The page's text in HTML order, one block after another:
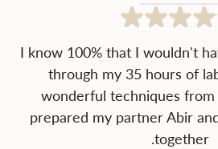
I know 100% that I wouldn't
through my 35 hours of
wonderful techniques from
prepared my partner Abir